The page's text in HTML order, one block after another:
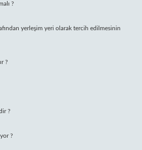
?
yerleşim yeri olarak tercih edilmesinin
?
?
?